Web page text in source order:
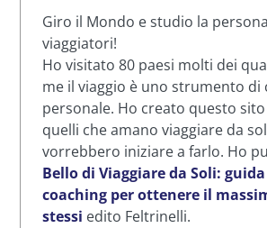
Giro il Mondo e studio la
viaggiatori!
Ho visitato 80 paesi molti dei
me il viaggio è uno strumento di
personale. Ho creato questo
quelli che amano viaggiare da
vorrebbero iniziare a farlo. Ho
Bello di Viaggiare da Soli:
coaching per ottenere il
stessi edito Feltrinelli.